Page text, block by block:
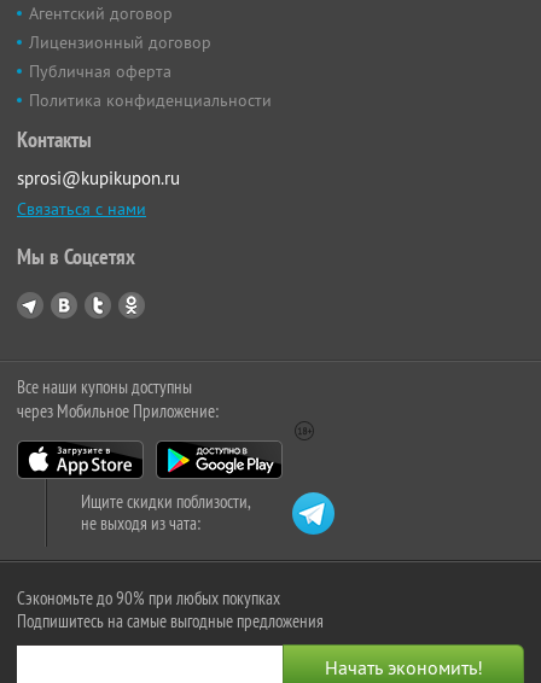
Агентский договор
Лицензионный договор
Публичная оферта
Политика конфиденциальности
Контакты
sprosi@kupikupon.ru
Связаться с нами
Мы в Соцсетях
Все наши купоны доступны
через Мобильное Приложение:
Ищите скидки поблизости,
не выходя из чата:
Сэкономьте до 90% при любых покупках
Подпишитесь на самые выгодные предложения